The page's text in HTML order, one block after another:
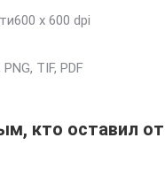
x 600 dpi
TIF, PDF
кто оставил